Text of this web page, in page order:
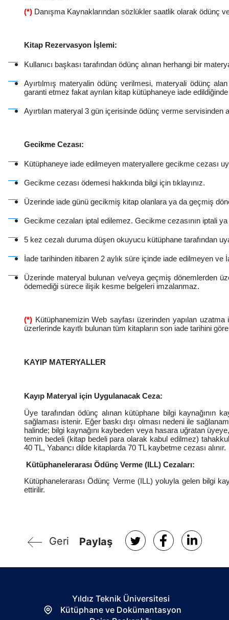
(*) Danışma Kaynaklarından sözlükler saatlik olarak ödünç
Kitap Rezervasyon İşlemi:
Kullanıcı başkası tarafından ödünç alınan herhangi bir
Ayırtılmış materyalin ödünç verilmesi, materyali ödünç
garanti etmez fakat ayrılan kitap kütüphaneye iade
Ayırtılan materyal 3 gün içerisinde ödünç verme servisinden
Gecikme Cezası:
Kütüphaneye iade edilmeyen materyallere gecikme cezası
Gecikme cezası ödemesi hakkında bilgi için tıklayınız.
Üzerinde iade günü gecikmiş kitap olanlara ya da geçmiş
Gecikme cezaları iptal edilemez. Gecikme cezasının iptali
5 kez cezalı duruma düşen okuyucu kütüphane tarafından
İade tarihinden itibaren 2 aylık süre içinde iade edilmeyen ve
Üzerinde materyal bulunan ve/veya geçmiş dönemlerden
ödemediği sürece ilişik kesme belgeleri imzalanmaz.
(*) Kütüphanemizin Web sayfası üzerinden yapılan
üzerlerinde kayıtlı bulunan tüm kitapların son iade tarihini
KAYIP MATERYALLER
Kayıp Materyal için Uygulanacak Ceza:
Üye tarafından ödünç alınan kütüphane bilgi kaynağının
sağlaması istenir. Eğer baskı dışı olması nedeni ile
halinde; bilgi kaynağını kaybeden veya hasara uğratan
temin bedeli (kitap bedeli para olarak kabul edilmez)
40 TL, Yabancı dilde kitaplarda 70 TL kaybetme cezası alınır.
Kütüphanelerarası Ödünç Verme (ILL) Cezaları:
Kütüphanelerarası Ödünç Verme (ILL) yoluyla gelen bilgi
ettirilir.
Geri Paylaş
Yıldız Teknik Üniversitesi
Kütüphane ve Dokümantasyon